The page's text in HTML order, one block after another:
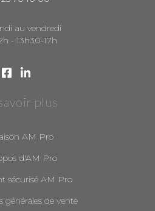
au vendredi
- 13h30-17h
plus
AM Pro
d'AM Pro
sécurisé AM Pro
générales de vente